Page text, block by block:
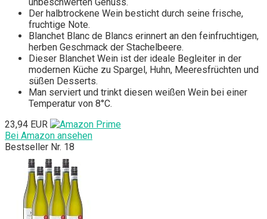
Der halbtrockene Wein besticht durch seine frische,
fruchtige Note.
Blanchet Blanc de Blancs erinnert an den feinfruchtigen,
herben Geschmack der Stachelbeere.
Dieser Blanchet Wein ist der ideale Begleiter in der
modernen Küche zu Spargel, Huhn, Meeresfrüchten und
süßen Desserts.
Man serviert und trinkt diesen weißen Wein bei einer
Temperatur von 8°C.
23,94 EUR
Bei Amazon ansehen
Bestseller Nr. 18